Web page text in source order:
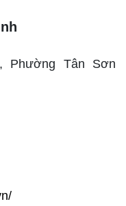
Phường Tân Sơn